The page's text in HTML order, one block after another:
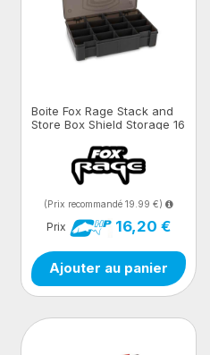
Boite Fox Rage Stack and
Store Box Shield Storage 16
(Prix recommandé 19.99 €)
Prix 16,20 €
Ajouter au panier